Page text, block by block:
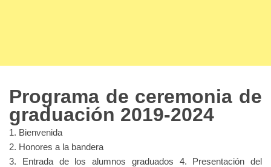
Programa de ceremonia de
graduación 2019-2024
1. Bienvenida
2. Honores a la bandera
3. Entrada de los alumnos graduados 4. Presentación del